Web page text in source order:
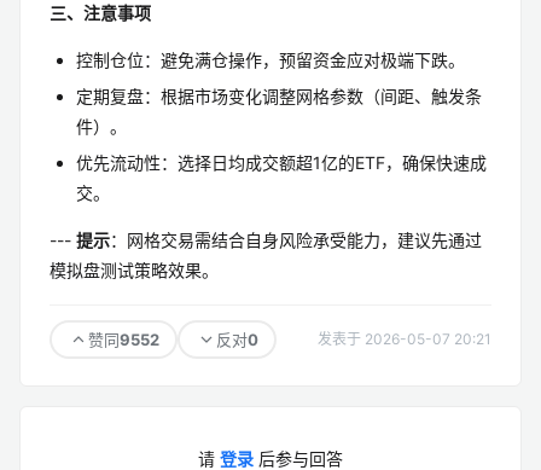
三、注意事项
控制仓位：避免满仓操作，预留资金应对极端下跌。
定期复盘：根据市场变化调整网格参数（间距、触发条
件）。
优先流动性：选择日均成交额超1亿的ETF，确保快速成
交。
--- 提示：网格交易需结合自身风险承受能力，建议先通过
模拟盘测试策略效果。
赞同9552 反对0 发表于 2026-05-07 20:21
请 登录 后参与回答